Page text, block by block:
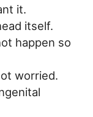
it.
itself.
happen so
worried.